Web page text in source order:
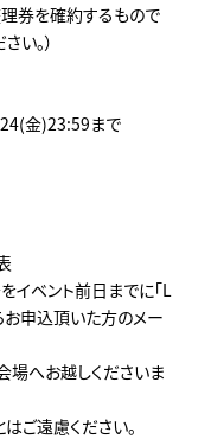
理券を確約するもので
い。）
金)23:59まで
ベント前日までに「L
お申込頂いた方のメー
場へお越しくださいま
ご遠慮ください。